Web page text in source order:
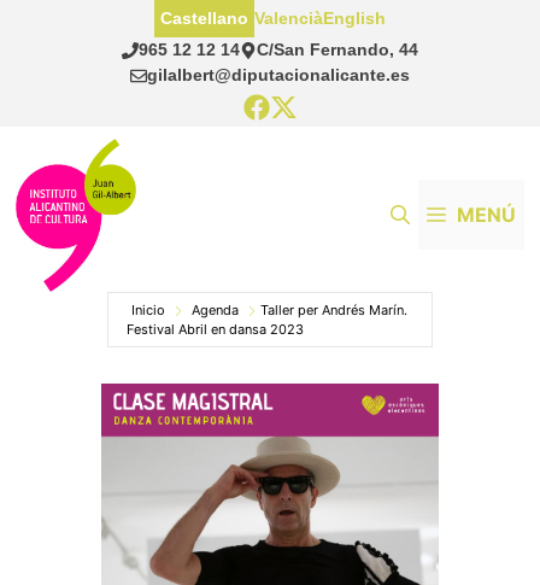
965 12 12 14
C/San Fernando, 44
gilalbert@diputacionalicante.es
Castellano ValenciàEnglish
MENÚ
Inicio Agenda
Taller per Andrés Marín.
Festival Abril en dansa 2023